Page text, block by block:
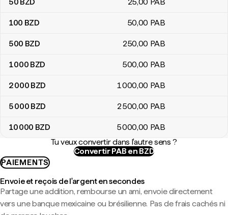
100 BZD 50,00 PAB
500 BZD 250,00 PAB
1 000 BZD 500,00 PAB
2 000 BZD 1 000,00 PAB
5 000 BZD 2 500,00 PAB
10 000 BZD 5 000,00 PAB
Tu veux convertir dans l'autre sens ?
Convertir PAB en BZD
PAIEMENTS
Envoie et reçois de l'argent en secondes
Partage une addition, rembourse un ami, envoie directement
vers une banque mexicaine ou brésilienne. Pas de frais cachés ni